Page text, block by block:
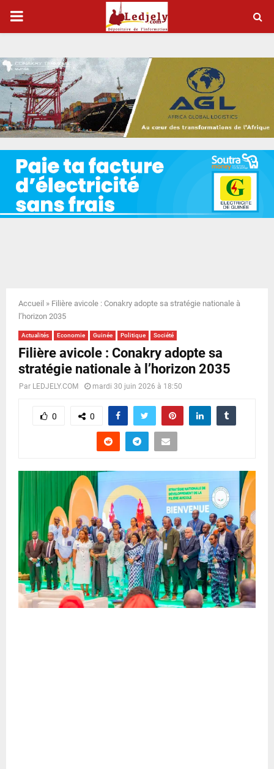
P
I
M
A
R
Y
N
U
Accueil » Filière avicole : Conakry adopte sa stratégie nationale à
l’horizon 2035
Actualités Economie Guinée Politique Société
Filière avicole : Conakry adopte sa
stratégie nationale à l’horizon 2035
Par LEDJELY.COM mardi 30 juin 2026 à 18:50
0 0